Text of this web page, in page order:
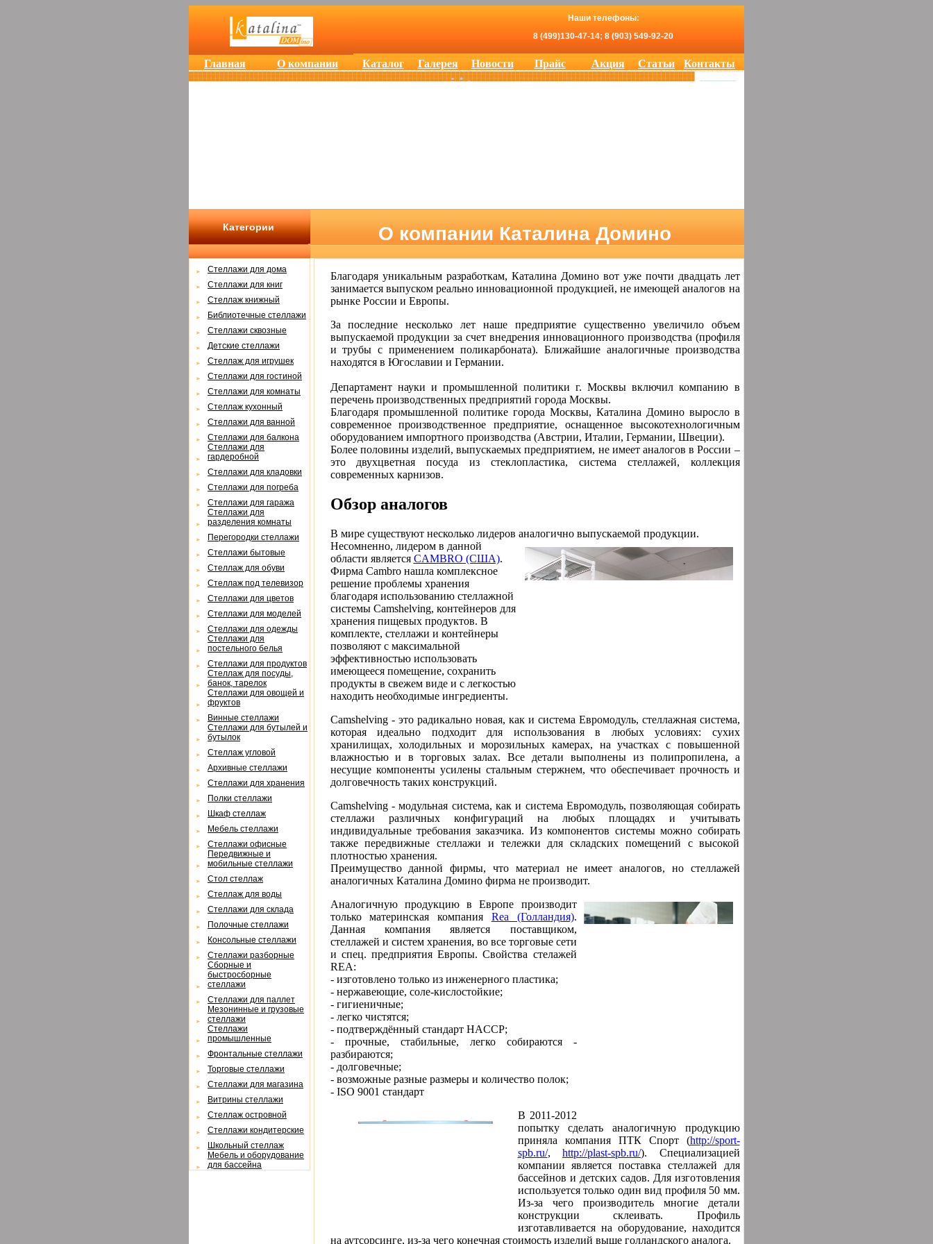
Наши телефоны:
8 (499)130-47-14; 8 (903) 549-92-20
Главная О компании Каталог Галерея Новости Прайс Акция Статьи Контакты
Категории О компании Каталина Домино
Cтеллажи для дома
Cтеллажи для книг
Стеллаж книжный
Библиотечные стеллажи
Стеллажи сквозные
Детские стеллажи
Стеллаж для игрушек
Стеллажи для гостиной
Стеллажи для комнаты
Cтеллаж кухонный
Cтеллажи для ванной
Стеллажи для балкона
Cтеллажи для
гардеробной
Cтеллажи для кладовки
Cтеллажи для погреба
Cтеллажи для гаража
Cтеллажи для
разделения комнаты
Перегородки стеллажи
Cтеллажи бытовые
Cтеллаж для обуви
Cтеллаж под телевизор
Стеллажи для цветов
Cтеллажи для моделей
Cтеллажи для одежды
Cтеллажи для
постельного белья
Cтеллажи для продуктов
Cтеллаж для посуды,
банок, тарелок
Cтеллажи для овощей и
фруктов
Винные стеллажи
Cтеллажи для бутылей и
бутылок
Cтеллаж угловой
Архивные стеллажи
Cтеллажи для хранения
Полки стеллажи
Шкаф стеллаж
Мебель стеллажи
Cтеллажи офисные
Передвижные и
мобильные стеллажи
Cтол стеллаж
Cтеллаж для воды
Cтеллажи для склада
Полочные стеллажи
Консольные стеллажи
Cтеллажи разборные
Cборные и
быстросборные
стеллажи
Cтеллажи для паллет
Мезонинные и грузовые
стеллажи
Cтеллажи
промышленные
Фронтальные стеллажи
Торговые стеллажи
Cтеллажи для магазина
Витрины стеллажи
Cтеллаж островной
Cтеллажи кондитерские
Школьный стеллаж
Мебель и оборудование
для бассейна
Благодаря уникальным разработкам, Каталина Домино вот уже почти двадцать лет
занимается выпуском реально инновационной продукцией, не имеющей аналогов на
рынке России и Европы.
За последние несколько лет наше предприятие существенно увеличило объем
выпускаемой продукции за счет внедрения инновационного производства (профиля
и трубы с применением поликарбоната). Ближайшие аналогичные производства
находятся в Югославии и Германии.
Департамент науки и промышленной политики г. Москвы включил компанию в
перечень производственных предприятий города Москвы.
Благодаря промышленной политике города Москвы, Каталина Домино выросло в
современное производственное предприятие, оснащенное высокотехнологичным
оборудованием импортного производства (Австрии, Италии, Германии, Швеции).
Более половины изделий, выпускаемых предприятием, не имеет аналогов в России –
это двухцветная посуда из стеклопластика, система стеллажей, коллекция
современных карнизов.
Обзор аналогов
В мире существуют несколько лидеров аналогично выпускаемой продукции.
Несомненно, лидером в данной
области является CAMBRO (США).
Фирма Cambro нашла комплексное
решение проблемы хранения
благодаря использованию стеллажной
системы Camshelving, контейнеров для
хранения пищевых продуктов. В
комплекте, стеллажи и контейнеры
позволяют с максимальной
эффективностью использовать
имеющееся помещение, сохранить
продукты в свежем виде и с легкостью
находить необходимые ингредиенты.
Camshelving - это радикально новая, как и система Евромодуль, стеллажная система,
которая идеально подходит для использования в любых условиях: сухих
хранилищах, холодильных и морозильных камерах, на участках с повышенной
влажностью и в торговых залах. Все детали выполнены из полипропилена, а
несущие компоненты усилены стальным стержнем, что обеспечивает прочность и
долговечность таких конструкций.
Camshelving - модульная система, как и система Евромодуль, позволяющая собирать
стеллажи различных конфигураций на любых площадях и учитывать
индивидуальные требования заказчика. Из компонентов системы можно собирать
также передвижные стеллажи и тележки для складских помещений с высокой
плотностью хранения.
Преимущество данной фирмы, что материал не имеет аналогов, но стеллажей
аналогичных Каталина Домино фирма не производит.
Аналогичную продукцию в Европе производит
только материнская компания Rea (Голландия).
Данная компания является поставщиком,
стеллажей и систем хранения, во все торговые сети
и спец. предприятия Европы. Свойства стелажей
REA:
- изготовлено только из инженерного пластика;
- нержавеющие, соле-кислостойкие;
- гигиеничные;
- легко чистятся;
- подтверждённый стандарт HACCP;
- прочные, стабильные, легко собираются -
разбираются;
- долговечные;
- возможные разные размеры и количество полок;
- ISO 9001 стандарт
В 2011-2012
попытку сделать аналогичную продукцию
приняла компания ПТК Спорт (http://sport-
spb.ru/, http://plast-spb.ru/). Специализацией
компании является поставка стеллажей для
бассейнов и детских садов. Для изготовления
используется только один вид профиля 50 мм.
Из-за чего производитель многие детали
конструкции склеивать. Профиль
изготавливается на оборудование, находится
на аутсорсинге, из-за чего конечная стоимость изделий выше голландского аналога.